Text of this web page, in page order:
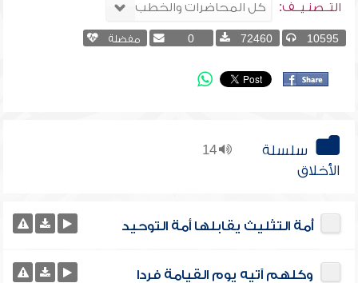
التــصنـيــف:
10595
72460
0 مفضلة
14
سلسلة
الأخلاق
أُمة التثليث يقابلها أمة التوحيد
وكلهم آتيه يوم القيامة فردا